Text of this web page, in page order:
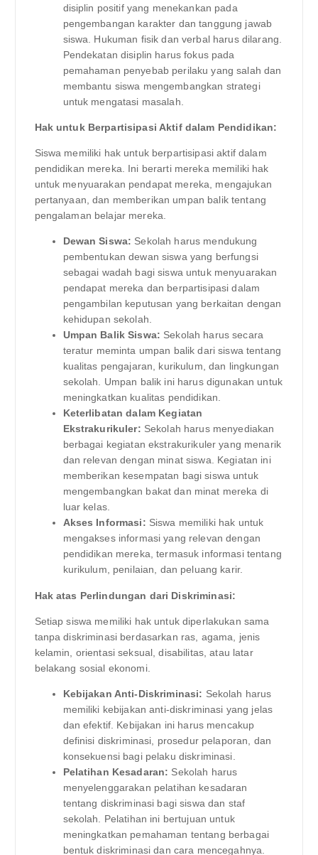
disiplin positif yang menekankan pada
pengembangan karakter dan tanggung jawab
siswa. Hukuman fisik dan verbal harus dilarang.
Pendekatan disiplin harus fokus pada
pemahaman penyebab perilaku yang salah dan
membantu siswa mengembangkan strategi
untuk mengatasi masalah.
Hak untuk Berpartisipasi Aktif dalam Pendidikan:
Siswa memiliki hak untuk berpartisipasi aktif dalam
pendidikan mereka. Ini berarti mereka memiliki hak
untuk menyuarakan pendapat mereka, mengajukan
pertanyaan, dan memberikan umpan balik tentang
pengalaman belajar mereka.
Dewan Siswa: Sekolah harus mendukung
pembentukan dewan siswa yang berfungsi
sebagai wadah bagi siswa untuk menyuarakan
pendapat mereka dan berpartisipasi dalam
pengambilan keputusan yang berkaitan dengan
kehidupan sekolah.
Umpan Balik Siswa: Sekolah harus secara
teratur meminta umpan balik dari siswa tentang
kualitas pengajaran, kurikulum, dan lingkungan
sekolah. Umpan balik ini harus digunakan untuk
meningkatkan kualitas pendidikan.
Keterlibatan dalam Kegiatan
Ekstrakurikuler: Sekolah harus menyediakan
berbagai kegiatan ekstrakurikuler yang menarik
dan relevan dengan minat siswa. Kegiatan ini
memberikan kesempatan bagi siswa untuk
mengembangkan bakat dan minat mereka di
luar kelas.
Akses Informasi: Siswa memiliki hak untuk
mengakses informasi yang relevan dengan
pendidikan mereka, termasuk informasi tentang
kurikulum, penilaian, dan peluang karir.
Hak atas Perlindungan dari Diskriminasi:
Setiap siswa memiliki hak untuk diperlakukan sama
tanpa diskriminasi berdasarkan ras, agama, jenis
kelamin, orientasi seksual, disabilitas, atau latar
belakang sosial ekonomi.
Kebijakan Anti-Diskriminasi: Sekolah harus
memiliki kebijakan anti-diskriminasi yang jelas
dan efektif. Kebijakan ini harus mencakup
definisi diskriminasi, prosedur pelaporan, dan
konsekuensi bagi pelaku diskriminasi.
Pelatihan Kesadaran: Sekolah harus
menyelenggarakan pelatihan kesadaran
tentang diskriminasi bagi siswa dan staf
sekolah. Pelatihan ini bertujuan untuk
meningkatkan pemahaman tentang berbagai
bentuk diskriminasi dan cara mencegahnya.